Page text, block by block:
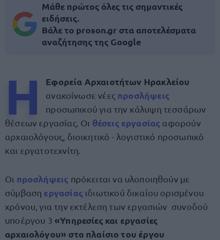
Μάθε πρώτος όλες τις σημαντικές
ειδήσεις.
Βάλε το proson.gr στα αποτελέσματα
αναζήτησης της Google
Η Εφορεία Αρχαιοτήτων Ηρακλείου
ανακοίνωσε νέες προσλήψεις
προσωπικού για την κάλυψη τεσσάρων
θέσεων εργασίας. Οι θέσεις εργασίας αφορούν
αρχαιολόγους, διοικητικό - λογιστικό προσωπικό
και εργατοτεχνίτη.
Οι προσλήψεις πρόκειται να υλοποιηθούν με
σύμβαση εργασίας ιδιωτικού δικαίου ορισμένου
χρόνου, για την εκτέλεση των εργασιών συνοδού
υποέργου 3 «Υπηρεσίες και εργασίες
αρχαιολόγου» στο πλαίσιο του έργου